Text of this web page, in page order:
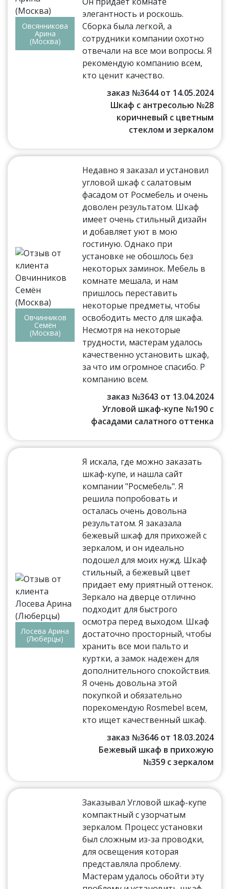
Овсянникова
Арина
(Москва)
элегантность и роскошь.
Сборка была легкой, а
сотрудники компании охотно
отвечали на все мои вопросы. Я
рекомендую компанию всем,
кто ценит качество.
заказ №3644 от 14.05.2024
Шкаф с антресолью №28
коричневый с цветным
стеклом и зеркалом
Овчинников
Семён
(Москва)
Недавно я заказал и установил
угловой шкаф с салатовым
фасадом от Росмебель и очень
доволен результатом. Шкаф
имеет очень стильный дизайн
и добавляет уют в мою
гостиную. Однако при
установке не обошлось без
некоторых заминок. Мебель в
комнате мешала, и нам
пришлось переставить
некоторые предметы, чтобы
освободить место для шкафа.
Несмотря на некоторые
трудности, мастерам удалось
качественно установить шкаф,
за что им огромное спасибо. Р
компанию всем.
заказ №3643 от 13.04.2024
Угловой шкаф-купе №190 с
фасадами салатного оттенка
Лосева Арина
(Люберцы)
Я искала, где можно заказать
шкаф-купе, и нашла сайт
компании "Росмебель". Я
решила попробовать и
осталась очень довольна
результатом. Я заказала
бежевый шкаф для прихожей с
зеркалом, и он идеально
подошел для моих нужд. Шкаф
стильный, а бежевый цвет
придает ему приятный оттенок.
Зеркало на дверце отлично
подходит для быстрого
осмотра перед выходом. Шкаф
достаточно просторный, чтобы
хранить все мои пальто и
куртки, а замок надежен для
дополнительного спокойствия.
Я очень довольна этой
покупкой и обязательно
порекомендую Rosmebel всем,
кто ищет качественный шкаф.
заказ №3646 от 18.03.2024
Бежевый шкаф в прихожую
№359 с зеркалом
Заказывал Угловой шкаф-купе
компактный с узорчатым
зеркалом. Процесс установки
был сложным из-за проводки,
для освещения которая
представляла проблему.
Мастерам удалось обойти эту